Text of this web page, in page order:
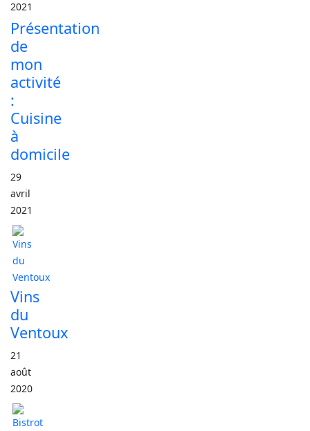
2021
Présentation
de
mon
activité
:
Cuisine
à
domicile
29
avril
2021
Vins
du
Ventoux
21
août
2020